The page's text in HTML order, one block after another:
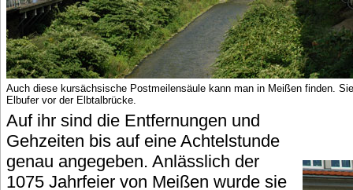
Auch diese kursächsische Postmeilensäule kann man in Meißen finden.
Elbufer vor der Elbtalbrücke.
Auf ihr sind die Entfernungen und
Gehzeiten bis auf eine Achtelstunde
genau angegeben. Anlässlich der
1075 Jahrfeier von Meißen wurde sie